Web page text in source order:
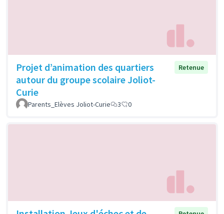
Projet d’animation des quartiers
autour du groupe scolaire Joliot-
Curie
Retenue
Parents_Elèves Joliot-Curie 3 0